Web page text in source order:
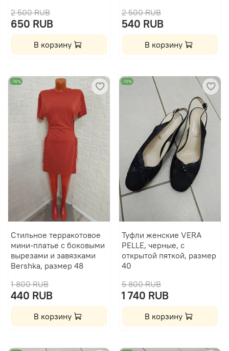
2 500 RUB
650 RUB
В корзину
2 500 RUB
540 RUB
В корзину
-76%
Стильное терракотовое
мини-платье с боковыми
вырезами и завязками
Bershka, размер 48
1 800 RUB
440 RUB
В корзину
-70%
Туфли женские VERA
PELLE, черные, с
открытой пяткой, размер
40
5 800 RUB
1 740 RUB
В корзину